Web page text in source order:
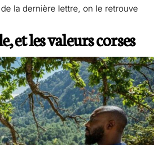
la dernière lettre, on le retrouve
et les valeurs corses